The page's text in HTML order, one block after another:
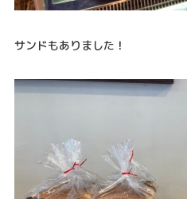
サンドもありました！